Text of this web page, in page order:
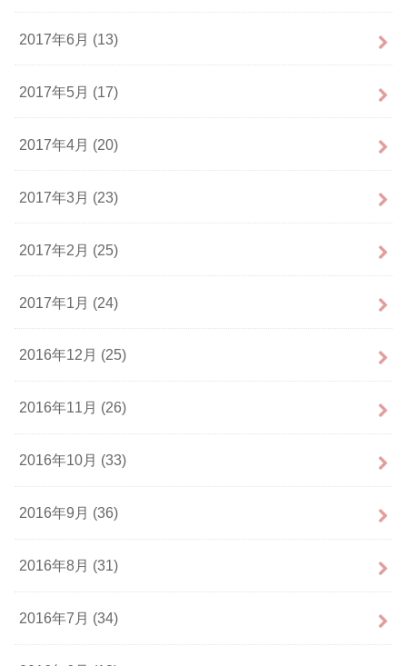
2017年6月 (13)
2017年5月 (17)
2017年4月 (20)
2017年3月 (23)
2017年2月 (25)
2017年1月 (24)
2016年12月 (25)
2016年11月 (26)
2016年10月 (33)
2016年9月 (36)
2016年8月 (31)
2016年7月 (34)